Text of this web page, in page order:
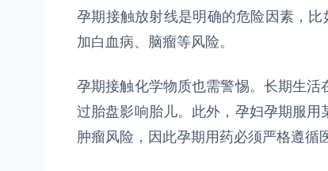
孕期接触放射线是明确的危险因素，
加白血病、脑瘤等风险。
孕期接触化学物质也需警惕。长期生
过胎盘影响胎儿。此外，孕妇孕期服
肿瘤风险，因此孕期用药必须严格遵循